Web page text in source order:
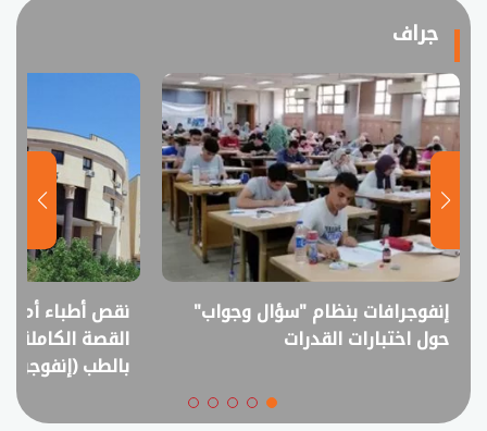
جراف
إنفوجرافات بنظام "سؤال وجواب"
حول اختبارات القدرات
نقص أطباء أم
القصة الكاملة
بالطب